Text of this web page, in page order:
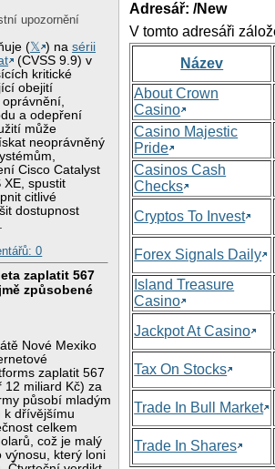
upozornění
(𝕏 ) nasérii
(CVSS 9.9) v
kritické
obejití
a odepření
může
neoprávněný
Cisco Catalyst
XE, spustit
citlivé
dostupnost
0
zaplatit 567
způsobené
Nové Mexiko
zaplatit 567
12 miliard Kč) za
působí mladým
k dřívějšímu
celkem
což je malý
výnosu, který loni
Adresář: /New
V tomto adresáři
Název
About Crown
Casino
Casino Majestic
Pride
Casinos Cash
Checks
Cryptos To Invest
Forex Signals Daily
Island Treasure
Casino
Jackpot At Casino
Tax On Stocks
Trade In Bull Market
Trade In Shares